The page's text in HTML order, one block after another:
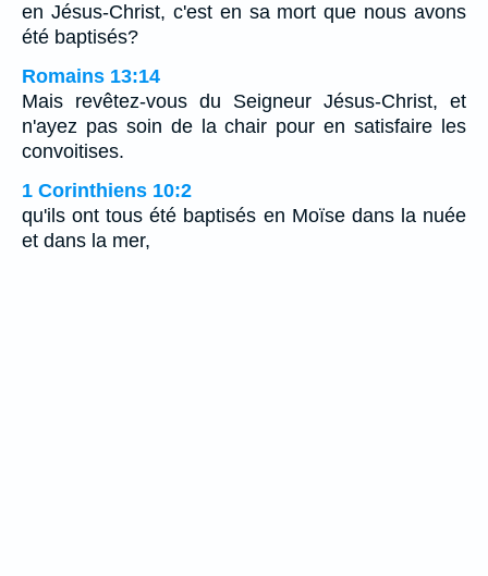
en Jésus-Christ, c'est en sa mort que nous avons
été baptisés?
Romains 13:14
Mais revêtez-vous du Seigneur Jésus-Christ, et
n'ayez pas soin de la chair pour en satisfaire les
convoitises.
1 Corinthiens 10:2
qu'ils ont tous été baptisés en Moïse dans la nuée
et dans la mer,